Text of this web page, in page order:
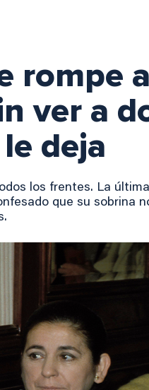
rompe
ver a
deja
los frentes. La
que su sobrina